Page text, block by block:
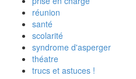
réunion
santé
scolarité
syndrome d'asperger
théatre
trucs et astuces !